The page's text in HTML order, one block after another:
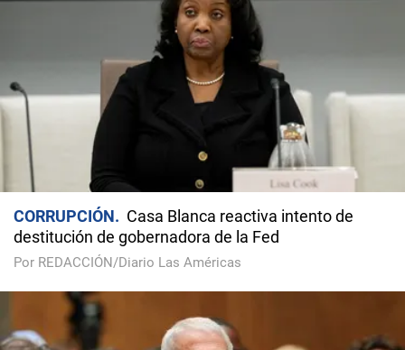
CORRUPCIÓN
Casa Blanca reactiva intento de
destitución de gobernadora de la Fed
Por REDACCIÓN/Diario Las Américas